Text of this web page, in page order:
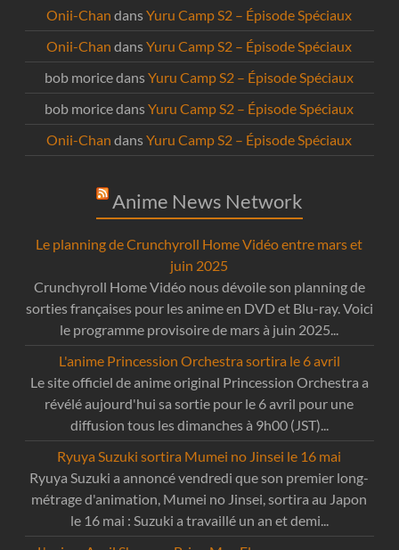
Onii-Chan dansYuru Camp S2 – Épisode Spéciaux
Onii-Chan dansYuru Camp S2 – Épisode Spéciaux
bob moricedansYuru Camp S2 – Épisode Spéciaux
bob moricedansYuru Camp S2 – Épisode Spéciaux
Onii-Chan dansYuru Camp S2 – Épisode Spéciaux
Anime News Network
Le planning de Crunchyroll Home Vidéo entre mars et
juin 2025
Crunchyroll Home Vidéo nous dévoile son planning de
sorties françaises pour les anime en DVD et Blu-ray. Voici
le programme provisoire de mars à juin 2025...
L'anime Princession Orchestra sortira le 6 avril
Le site officiel de anime original Princession Orchestra a
révélé aujourd'hui sa sortie pour le 6 avril pour une
diffusion tous les dimanches à 9h00 (JST)...
Ryuya Suzuki sortira Mumei no Jinsei le 16 mai
Ryuya Suzuki a annoncé vendredi que son premier long-
métrage d'animation, Mumei no Jinsei, sortira au Japon
le 16 mai : Suzuki a travaillé un an et demi...